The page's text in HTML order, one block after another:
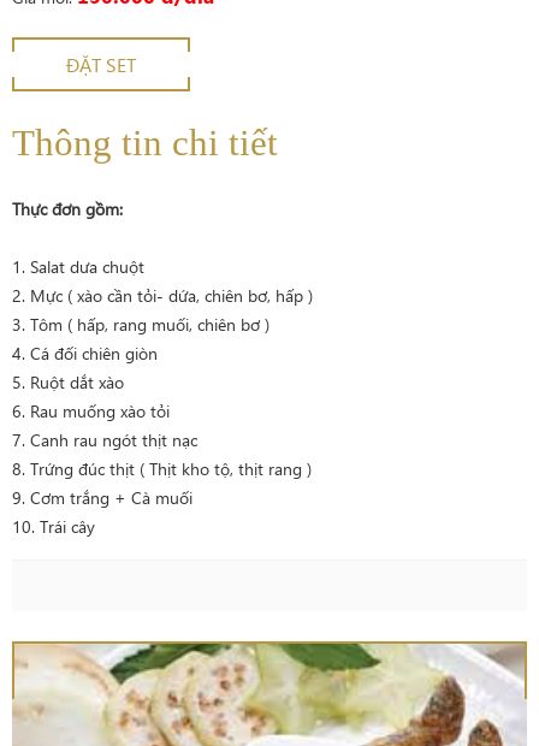
ĐẶT SET
Thông tin chi tiết
Thực đơn gồm:
1. Salat dưa chuột
2. Mực ( xào cần tỏi- dứa, chiên bơ, hấp )
3. Tôm ( hấp, rang muối, chiên bơ )
4. Cá đối chiên giòn
5. Ruột dắt xào
6. Rau muống xào tỏi
7. Canh rau ngót thịt nạc
8. Trứng đúc thịt ( Thịt kho tộ, thịt rang )
9. Cơm trắng + Cà muối
10. Trái cây